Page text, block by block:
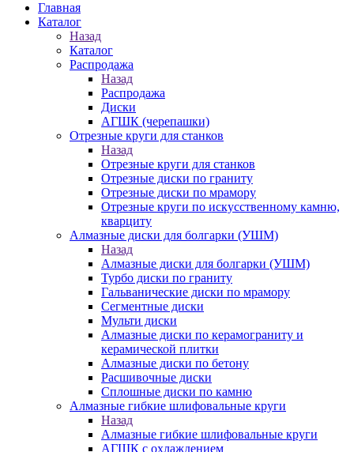
Главная
Каталог
Назад
Каталог
Распродажа
Назад
Распродажа
Диски
АГШК (черепашки)
Отрезные круги для станков
Назад
Отрезные круги для станков
Отрезные диски по граниту
Отрезные диски по мрамору
Отрезные круги по искусственному камню,
кварциту
Алмазные диски для болгарки (УШМ)
Назад
Алмазные диски для болгарки (УШМ)
Турбо диски по граниту
Гальванические диски по мрамору
Сегментные диски
Мульти диски
Алмазные диски по керамограниту и
керамической плитки
Алмазные диски по бетону
Расшивочные диски
Сплошные диски по камню
Алмазные гибкие шлифовальные круги
Назад
Алмазные гибкие шлифовальные круги
АГШК с охлаждением